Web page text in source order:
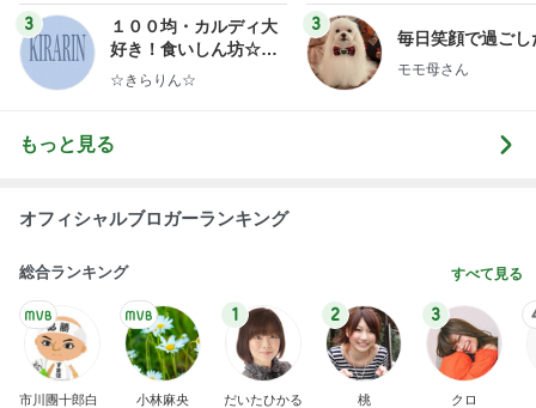
3
１００均・カルディ大
好き！食いしん坊☆き
らりん☆のブログ
☆きらりん☆
3
毎日笑顔で過ごし
モモ母さん
もっと見る
オフィシャルブロガーランキング
総合ランキング すべて見る
市川團十郎白
小林麻央
1
だいたひかる
2
桃
3
クロ